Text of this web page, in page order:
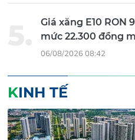
Giá xăng E10 RON
mức 22.300 đồng
06/08/2026 08:42
KINH TẾ